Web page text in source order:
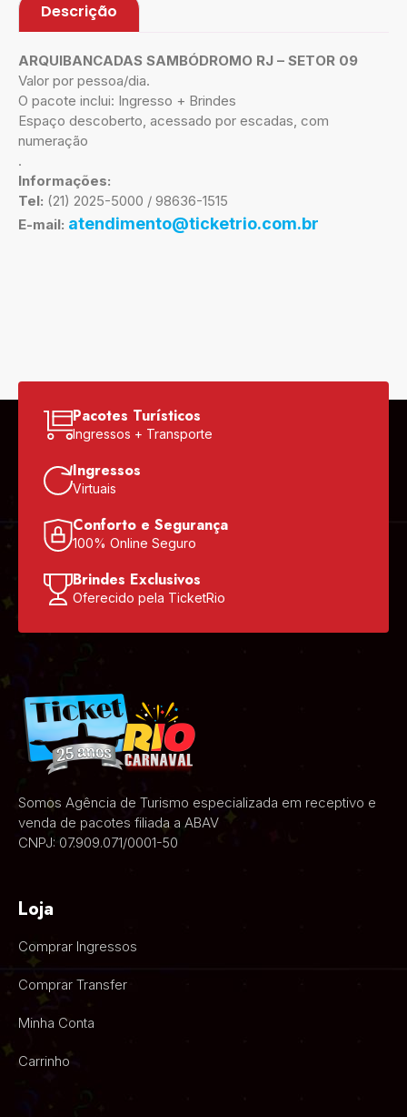
Descrição
ARQUIBANCADAS SAMBÓDROMO RJ – SETOR 09
Valor por pessoa/dia.
O pacote inclui: Ingresso + Brindes
Espaço descoberto, acessado por escadas, com
numeração
.
Informações:
Tel: (21) 2025-5000 / 98636-1515
E-mail: atendimento@ticketrio.com.br
Pacotes Turísticos
Ingressos + Transporte
Ingressos
Virtuais
Conforto e Segurança
100% Online Seguro
Brindes Exclusivos
Oferecido pela TicketRio
Somos Agência de Turismo especializada em receptivo e
venda de pacotes filiada a ABAV
CNPJ: 07.909.071/0001-50
Loja
Comprar Ingressos
Comprar Transfer
Minha Conta
Carrinho